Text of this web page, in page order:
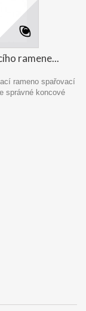
ramene...
rameno spařovací
správné koncové